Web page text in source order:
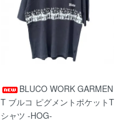
BLUCO WORK GARMEN
T ブルコ ピグメントポケットT
シャツ -HOG-